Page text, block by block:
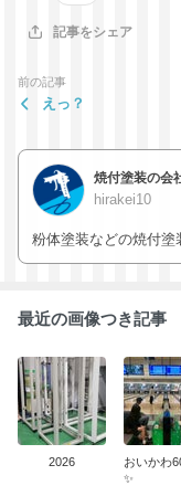
記事をシェア
前の記事
えっ？
焼付塗装の会
hirakei10
粉体塗装などの焼付塗
最近の画像つき記事
2026
おいかわ
✨